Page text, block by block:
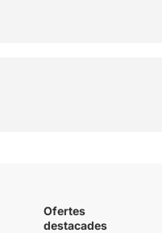
Ofertes
destacades